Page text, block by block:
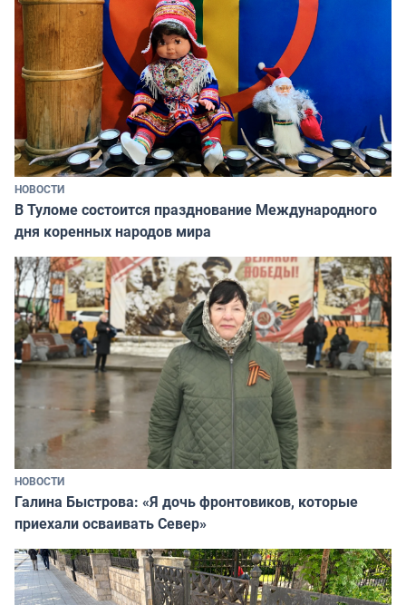
НОВОСТИ
В Туломе состоится празднование Международного
дня коренных народов мира
НОВОСТИ
Галина Быстрова: «Я дочь фронтовиков, которые
приехали осваивать Север»